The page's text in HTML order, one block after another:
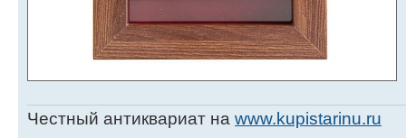
Честный антиквариат на www.kupistarinu.ru